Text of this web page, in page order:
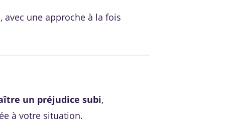
, avec une approche à la fois
un préjudice subi,
à votre situation.